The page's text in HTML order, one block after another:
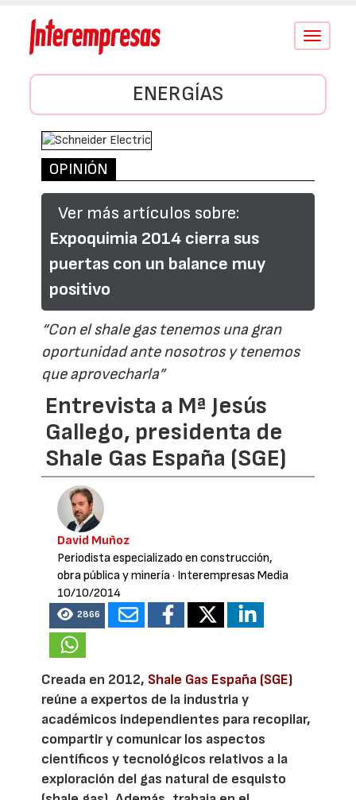
Conmutar
ENERGÍAS
OPINIÓN
Ver más artículos sobre:
Expoquimia 2014 cierra sus
puertas con un balance muy
positivo
“Con el shale gas tenemos una gran
oportunidad ante nosotros y tenemos
que aprovecharla”
Entrevista a Mª Jesús
Gallego, presidenta de
Shale Gas España (SGE)
David Muñoz
Periodista especializado en construcción,
obra pública y minería· Interempresas Media
10/10/2014
2866
Creada en 2012, Shale Gas España (SGE)
reúne a expertos de la industria y
académicos independientes para recopilar,
compartir y comunicar los aspectos
científicos y tecnológicos relativos a la
exploración del gas natural de esquisto